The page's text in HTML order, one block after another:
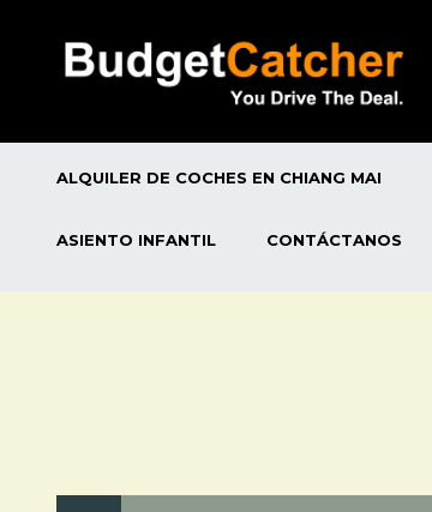
ALQUILER DE COCHES EN CHIANG MAI
ASIENTO INFANTIL CONTÁCTANOS